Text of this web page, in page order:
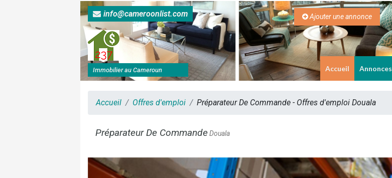
info@cameroonlist.com Ajouter une annonce
Immobilier au Cameroun Accueil Annonces
Accueil Offres d'emploi Préparateur De Commande - Offres d'emploi Douala
Préparateur De CommandeDouala